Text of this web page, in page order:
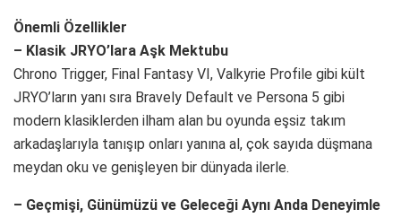
Önemli Özellikler
– Klasik JRYO’lara Aşk Mektubu
Chrono Trigger, Final Fantasy VI, Valkyrie Profile gibi kült
JRYO’ların yanı sıra Bravely Default ve Persona 5 gibi
modern klasiklerden ilham alan bu oyunda eşsiz takım
arkadaşlarıyla tanışıp onları yanına al, çok sayıda düşmana
meydan oku ve genişleyen bir dünyada ilerle.
– Geçmişi, Günümüzü ve Geleceği Aynı Anda Deneyimle